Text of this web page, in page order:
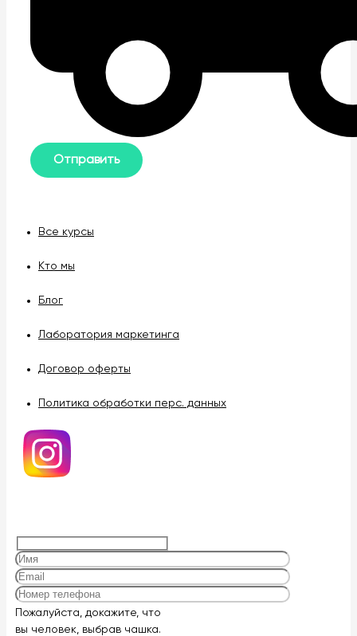
Все курсы
Кто мы
Блог
Лаборатория маркетинга
Договор оферты
Политика обработки перс. данных
Оставьте
это
Пожалуйста, докажите, что
вы человек, выбравчашка.